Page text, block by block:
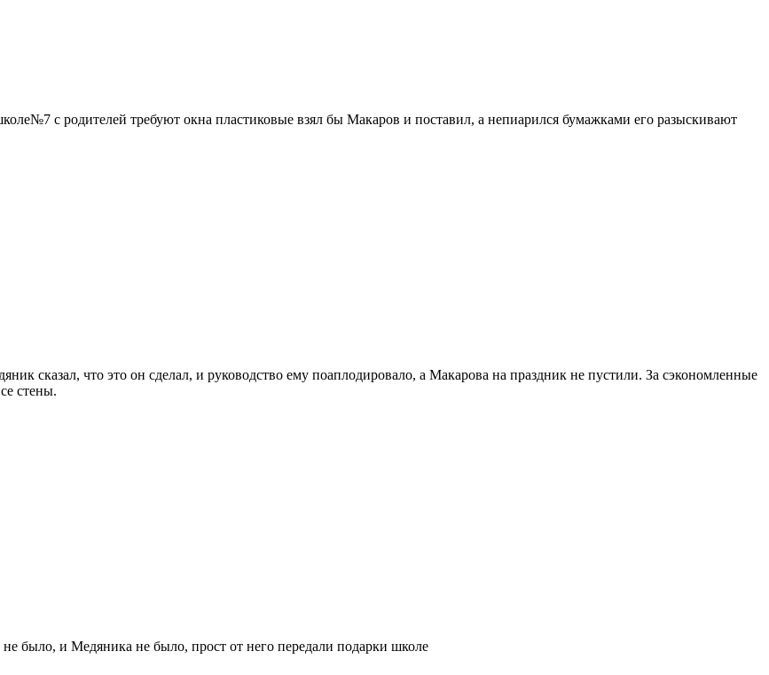
с родителей требуют окна пластиковые взял бы Макаров и поставил, а непиарился бумажками его разыскивают
сказал, что это он сделал, и руководство ему поаплодировало, а Макарова на праздник не пустили. За сэкономленные
стены.
не было, и Медяника не было, прост от него передали подарки школе